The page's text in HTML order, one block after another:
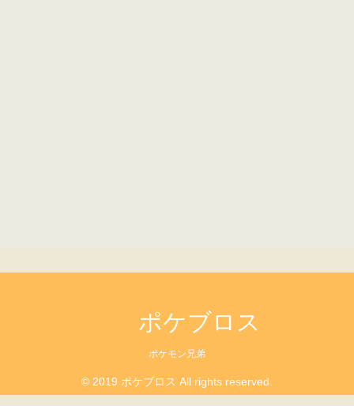
ポケブロス
ポケモン兄弟
© 2019 ポケブロス All rights reserved.